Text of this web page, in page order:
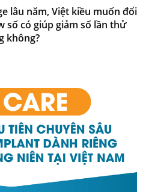
lâu năm, Việt kiều muốn đổi
số có giúp giảm số lần thử
không?